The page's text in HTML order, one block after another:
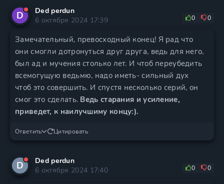
D
Ded perdun
6 октября 2024 17:39
0 0
Замечательный, превосходный конец! Я рад что
они смогли дотронуться друг друга, ведь для него,
был ад и мучения столько лет. И чтоб переубедить
всемогущую ведьмю, надо иметь- сильный дух
чтоб это совершить. И спустя несколько серий, он
смог это сделать. Ведь старания и усиление,
приведет, к наилучшиму концу:).
Ответить Цитировать
D
Ded perdun
6 октября 2024 17:40
0 0